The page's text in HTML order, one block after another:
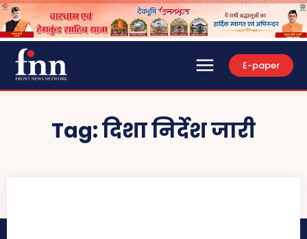
E-paper
Tag:दिशा निर्देश जारी